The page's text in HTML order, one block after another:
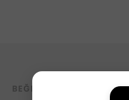
BEĞENEBILECEĞIN